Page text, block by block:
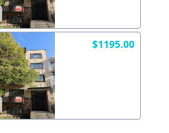
$1195.00